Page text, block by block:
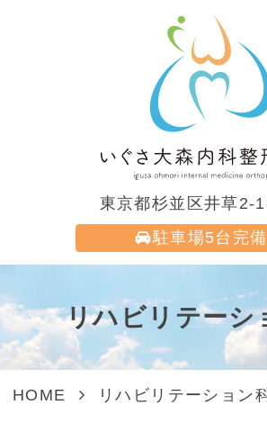
東京都杉並区井草2-
駐車場5台完備
リハビリテーシ
HOME リハビリテーション